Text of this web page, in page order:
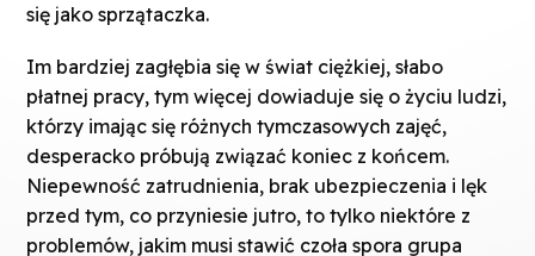
się jako sprzątaczka.
Im bardziej zagłębia się w świat ciężkiej, słabo
płatnej pracy, tym więcej dowiaduje się o życiu ludzi,
którzy imając się różnych tymczasowych zajęć,
desperacko próbują związać koniec z końcem.
Niepewność zatrudnienia, brak ubezpieczenia i lęk
przed tym, co przyniesie jutro, to tylko niektóre z
problemów, jakim musi stawić czoła spora grupa